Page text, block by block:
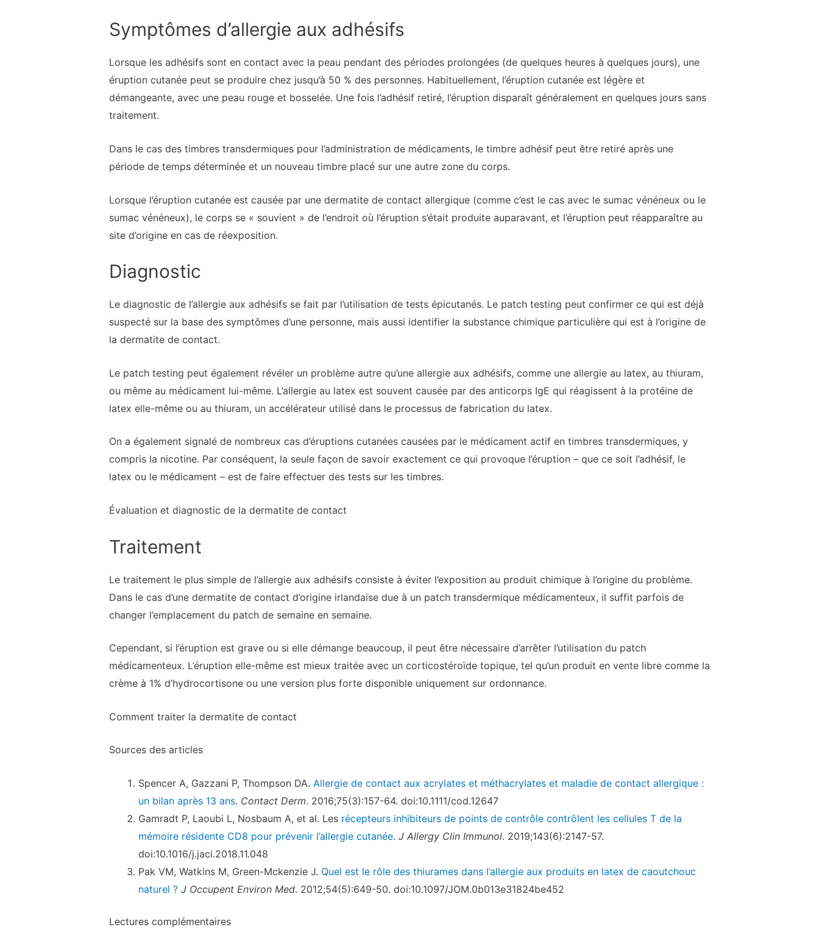
Symptômes d’allergie aux adhésifs
Lorsque les adhésifs sont en contact avec la peau pendant des périodes prolongées (de quelques heures à quelques jours), une
éruption cutanée peut se produire chez jusqu’à 50 % des personnes. Habituellement, l’éruption cutanée est légère et
démangeante, avec une peau rouge et bosselée. Une fois l’adhésif retiré, l’éruption disparaît généralement en quelques jours sans
traitement.
Dans le cas des timbres transdermiques pour l’administration de médicaments, le timbre adhésif peut être retiré après une
période de temps déterminée et un nouveau timbre placé sur une autre zone du corps.
Lorsque l’éruption cutanée est causée par une dermatite de contact allergique (comme c’est le cas avec le sumac vénéneux ou le
sumac vénéneux), le corps se « souvient » de l’endroit où l’éruption s’était produite auparavant, et l’éruption peut réapparaître au
site d’origine en cas de réexposition.
Diagnostic
Le diagnostic de l’allergie aux adhésifs se fait par l’utilisation de tests épicutanés. Le patch testing peut confirmer ce qui est déjà
suspecté sur la base des symptômes d’une personne, mais aussi identifier la substance chimique particulière qui est à l’origine de
la dermatite de contact.
Le patch testing peut également révéler un problème autre qu’une allergie aux adhésifs, comme une allergie au latex, au thiuram,
ou même au médicament lui-même. L’allergie au latex est souvent causée par des anticorps IgE qui réagissent à la protéine de
latex elle-même ou au thiuram, un accélérateur utilisé dans le processus de fabrication du latex.
On a également signalé de nombreux cas d’éruptions cutanées causées par le médicament actif en timbres transdermiques, y
compris la nicotine. Par conséquent, la seule façon de savoir exactement ce qui provoque l’éruption – que ce soit l’adhésif, le
latex ou le médicament – est de faire effectuer des tests sur les timbres.
Évaluation et diagnostic de la dermatite de contact
Traitement
Le traitement le plus simple de l’allergie aux adhésifs consiste à éviter l’exposition au produit chimique à l’origine du problème.
Dans le cas d’une dermatite de contact d’origine irlandaise due à un patch transdermique médicamenteux, il suffit parfois de
changer l’emplacement du patch de semaine en semaine.
Cependant, si l’éruption est grave ou si elle démange beaucoup, il peut être nécessaire d’arrêter l’utilisation du patch
médicamenteux. L’éruption elle-même est mieux traitée avec un corticostéroïde topique, tel qu’un produit en vente libre comme la
crème à 1% d’hydrocortisone ou une version plus forte disponible uniquement sur ordonnance.
Comment traiter la dermatite de contact
Sources des articles
Spencer A, Gazzani P, Thompson DA. Allergie de contact aux acrylates et méthacrylates et maladie de contact allergique :
un bilan après 13 ans. Contact Derm. 2016;75(3):157-64. doi:10.1111/cod.12647
Gamradt P, Laoubi L, Nosbaum A, et al. Les récepteurs inhibiteurs de points de contrôle contrôlent les cellules T de la
mémoire résidente CD8 pour prévenir l’allergie cutanée. J Allergy Clin Immunol. 2019;143(6):2147-57.
doi:10.1016/j.jaci.2018.11.048
Pak VM, Watkins M, Green-Mckenzie J. Quel est le rôle des thiurames dans l’allergie aux produits en latex de caoutchouc
naturel ? J Occupent Environ Med. 2012;54(5):649-50. doi:10.1097/JOM.0b013e31824be452
Lectures complémentaires